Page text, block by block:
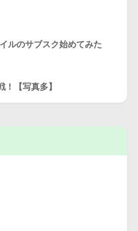
ルのサブスク始めてみた
！【写真多】